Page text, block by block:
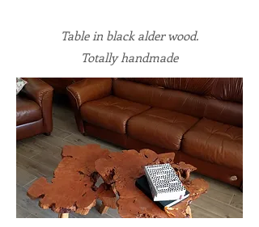
Table in black alder wood.
Totally handmade